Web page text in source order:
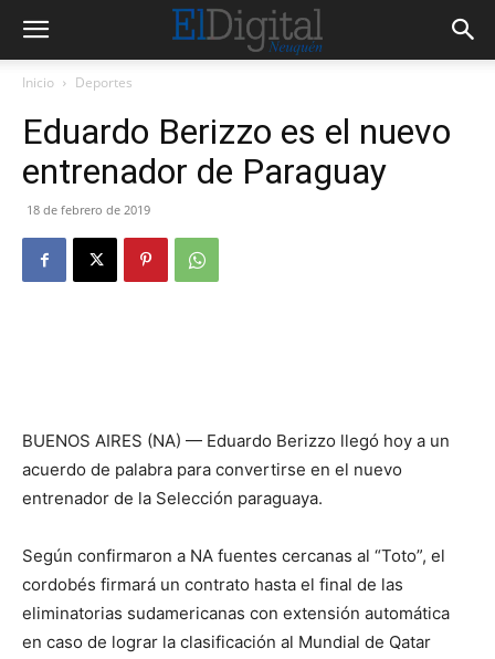
Inicio Deportes
Eduardo Berizzo es el nuevo
entrenador de Paraguay
18 de febrero de 2019
BUENOS AIRES (NA) — Eduardo Berizzo llegó hoy a un
acuerdo de palabra para convertirse en el nuevo
entrenador de la Selección paraguaya.
Según confirmaron a NA fuentes cercanas al “Toto”, el
cordobés firmará un contrato hasta el final de las
eliminatorias sudamericanas con extensión automática
en caso de lograr la clasificación al Mundial de Qatar